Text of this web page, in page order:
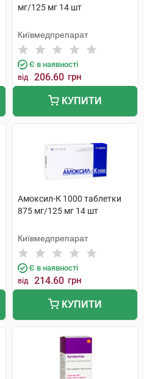
мг/125 мг 14 шт
Київмедпрепарат
Є в наявності
від 206.60 грн
КУПИТИ
Амоксил-К 1000 таблетки
875 мг/125 мг 14 шт
Київмедпрепарат
Є в наявності
від 214.60 грн
КУПИТИ